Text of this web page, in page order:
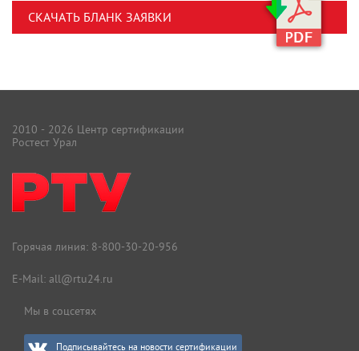
СКАЧАТЬ БЛАНК ЗАЯВКИ
2010 - 2026 Центр сертификации
Ростест Урал
Горячая линия: 8-800-30-20-956
E-Mail: all@rtu24.ru
Мы в соцсетях
Подписывайтесь на новости сертификации